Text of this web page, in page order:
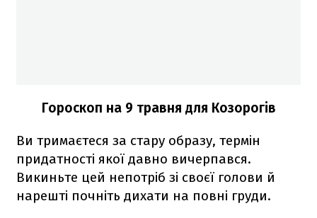
Гороскоп на 9 травня для Козорогів
Ви тримаєтеся за стару образу, термін
придатності якої давно вичерпався.
Викиньте цей непотріб зі своєї голови й
нарешті почніть дихати на повні груди.